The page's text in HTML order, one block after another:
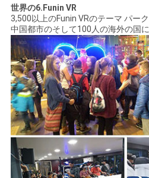
世界の6.Funin VR
3,500以上のFunin VRのテーマ パーク
中国都市のそして100人の海外の国